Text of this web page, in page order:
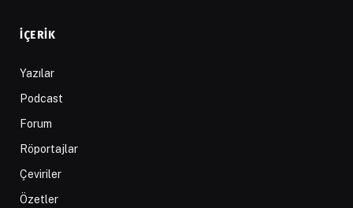
İÇERIK
Yazılar
Podcast
Forum
Röportajlar
Çeviriler
Özetler